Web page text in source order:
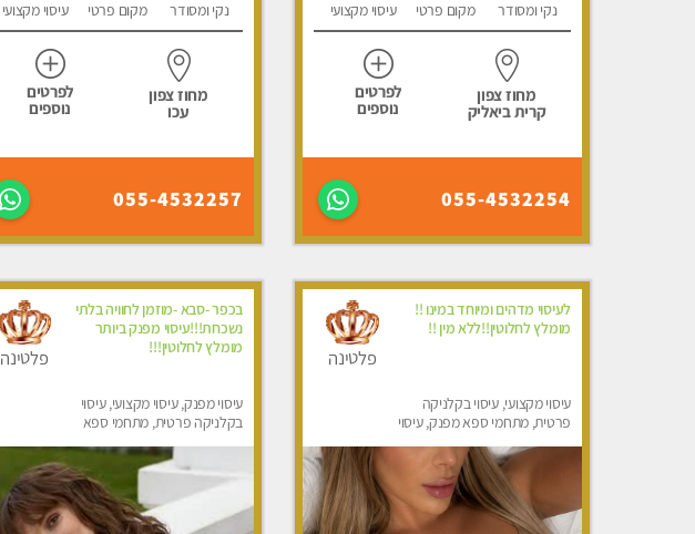
נקי ומסודר מקום פרטי עיסוי מקצועי
מחוז צפון
קרית ביאליק
לפרטים
נוספים
055-4532254
נקי ומסודר מקום פרטי עיסוי מקצועי
מחוז צפון
עכו
לפרטים
נוספים
055-4532257
לעיסוי מדהים ומיוחד במינו !!
מומלץ לחלוטין!!ללא מין !!
עיסוי מקצועי, עיסוי בקלניקה
פרטית, מתחמי ספא מפנק, עיסוי
פלטינה
בכפר -סבא -מוזמן לחוויה בלתי
נשכחת!!!עיסוי מפנק ביותר
מומלץ לחלוטין!!!
עיסוי מפנק, עיסוי מקצועי, עיסוי
בקלניקה פרטית, מתחמי ספא
לגבר, עיסוי לנשים בלבד
פלטינה